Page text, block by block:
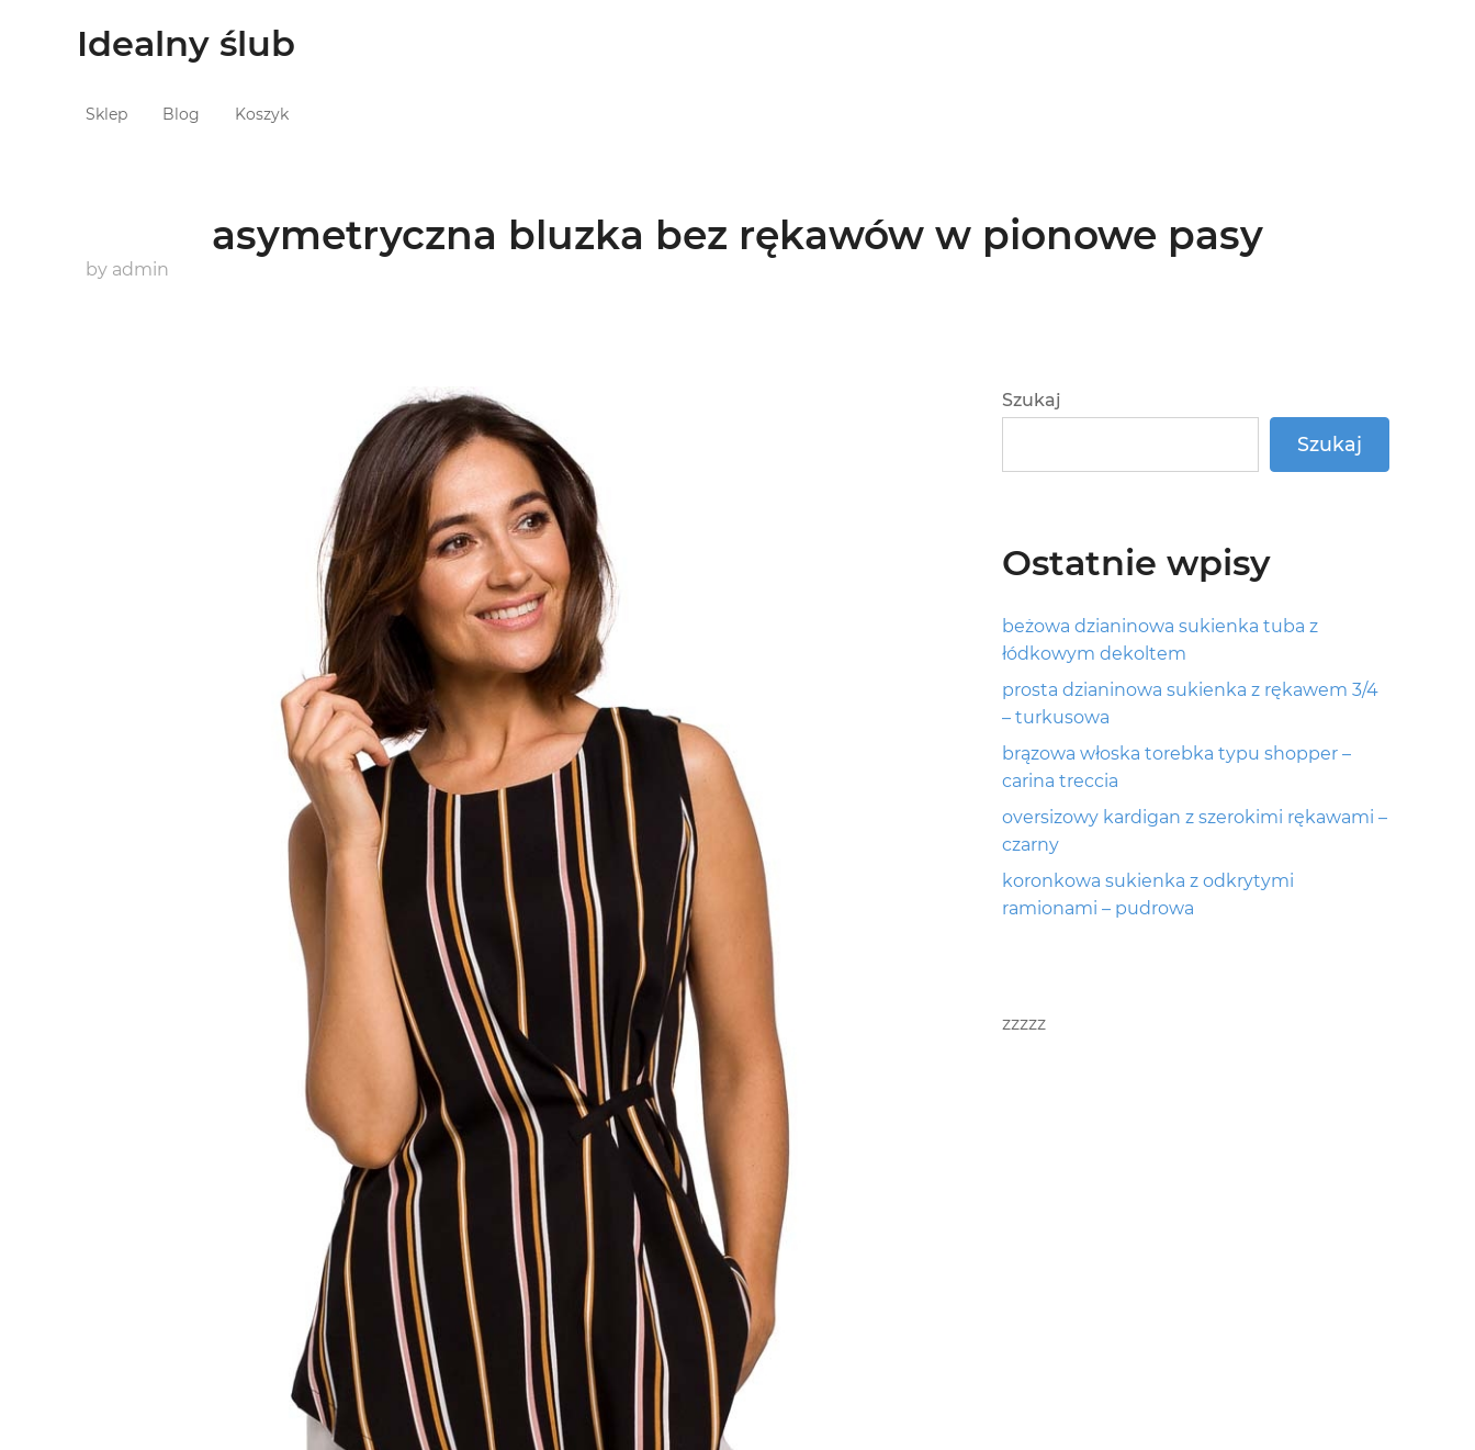
Idealny ślub
Sklep Blog Koszyk
asymetryczna bluzka bez rękawów w pionowe pasy
by admin
Szukaj
Szukaj
Ostatnie wpisy
beżowa dzianinowa sukienka tuba z
łódkowym dekoltem
prosta dzianinowa sukienka z rękawem 3/4
– turkusowa
brązowa włoska torebka typu shopper –
carina treccia
oversizowy kardigan z szerokimi rękawami –
czarny
koronkowa sukienka z odkrytymi
ramionami – pudrowa
zzzzz